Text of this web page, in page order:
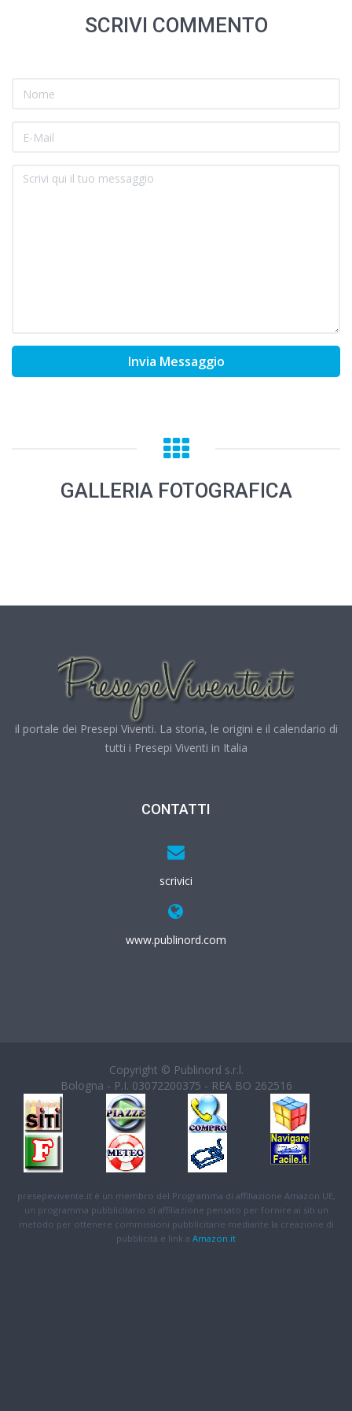
SCRIVI COMMENTO
Invia Messaggio
GALLERIA FOTOGRAFICA
il portale dei Presepi Viventi. La storia, le origini e il calendario di
tutti i Presepi Viventi in Italia
CONTATTI
scrivici
www.publinord.com
Copyright © Publinord s.r.l.
Bologna - P.I. 03072200375 - REA BO 262516
presepevivente.it è un membro del Programma di affiliazione Amazon UE,
un programma pubblicitario di affiliazione pensato per fornire ai siti un
metodo per ottenere commissioni pubblicitarie mediante la creazione di
pubblicità e link a Amazon.it